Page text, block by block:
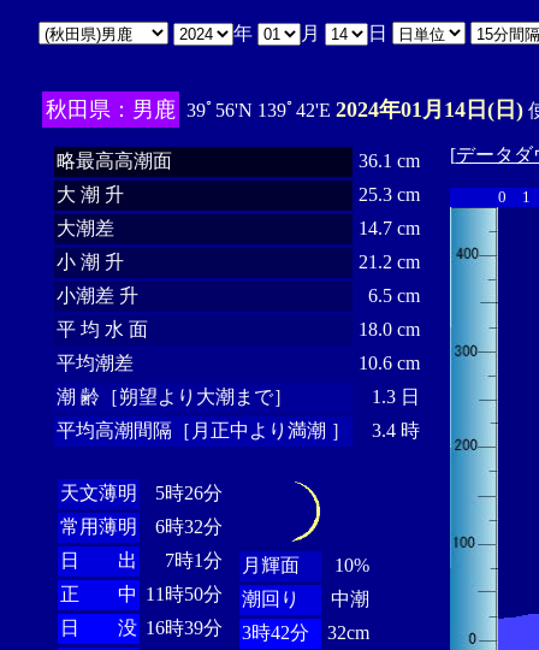
年 月 日
秋田県：男鹿 39ﾟ56'N 139ﾟ42'E 2024年01月14日(日)
略最高高潮面
36.1 cm
大 潮 升
25.3 cm
大潮差
14.7 cm
小 潮 升
21.2 cm
小潮差 升
6.5 cm
平 均 水 面
18.0 cm
平均潮差
10.6 cm
潮 齢［朔望より大潮まで］
1.3 日
平均高潮間隔［月正中より満潮 ］
3.4 時
天文薄明
5時26分
常用薄明
6時32分
日 出
7時1分
正 中 11時50分
日 没 16時39分
月輝面
10%
潮回り
中潮
3時42分
32cm
[データダ
0 1